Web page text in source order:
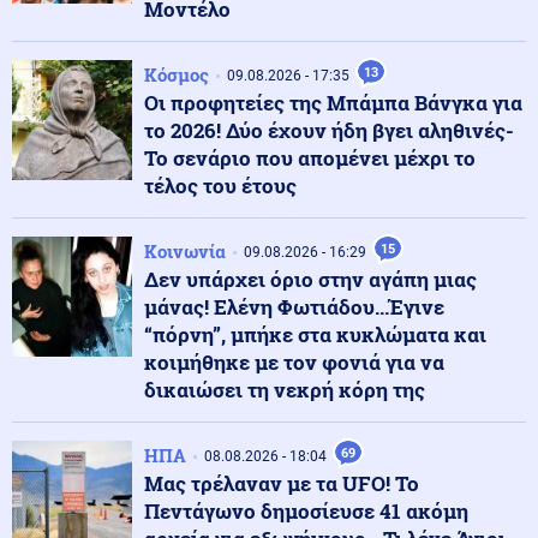
μπουκάρουν σε διαμερίσματα στο Βύρωνα
Κοινωνία 09.08.2026 - 23:14
Κλήρωση Τζόκερ 9/8/26: Τα νούμερα που κερδίζουν
Κοινωνία 09.08.2026 - 23:08
Κυκλοφοριακές ρυθμίσεις στη λεωφόρο Σχιστού, λόγω
εκτέλεσης εργασιών
Ένοπλες Συρράξεις 09.08.2026 - 23:05
Νέες επιθέσεις των Χούθι στην πόλη Μόχα
Πολιτική 09.08.2026 - 23:02
Μοντέλο
Κόσμος 09.08.2026 - 17:35 13
Οι προφητείες της Μπάμπα Βάνγκα για
το 2026! Δύο έχουν ήδη βγει αληθινές-
Το σενάριο που απομένει μέχρι το
τέλος του έτους
Κοινωνία 09.08.2026 - 16:29 15
Δεν υπάρχει όριο στην αγάπη μιας
μάνας! Ελένη Φωτιάδου...Έγινε
“πόρνη”, μπήκε στα κυκλώματα και
κοιμήθηκε με τον φονιά για να
δικαιώσει τη νεκρή κόρη της
ΗΠΑ 08.08.2026 - 18:04 69
Μας τρέλαναν με τα UFO! Το
Πεντάγωνο δημοσίευσε 41 ακόμη